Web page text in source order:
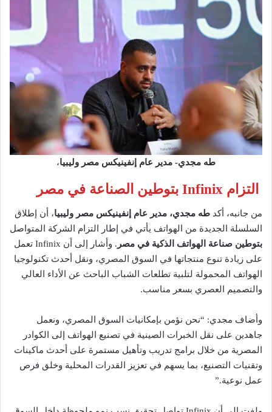
طه مجدي- مدير عام إنفينيكس مصر وليبيا،
التزام Infinix بتوطين الصناعة في مصر
من جانبه، أكد طه مجدي، مدير عام إنفينيكس مصر وليبيا، أن إطلاق
السلسلة الجديدة من الهواتف يأتي في إطار التزام الشركة المتواصل
بتوطين صناعة الهواتف الذكية في مصر
. وأشار إلى أن Infinix تعمل
على زيادة تنوع منتجاتها في السوق المصري، ونقل أحدث تكنولوجيا
الهواتف المحمولة لتلبية تطلعات الشباب الباحث عن الأداء العالي
والتصميم العصري بسعر مناسب.
وأضاف مجدي: “نحن نؤمن بإمكانيات السوق المصري، ونعمل
جاهدين على نقل الخبرات الصينية في تصنيع الهواتف إلى الكوادر
المصرية من خلال برامج تدريب وتأهيل مستمرة على أحدث ماكينات
وتقنيات التصنيع، بما يسهم في تعزيز القدرات المحلية وخلق فرص
عمل نوعية.”